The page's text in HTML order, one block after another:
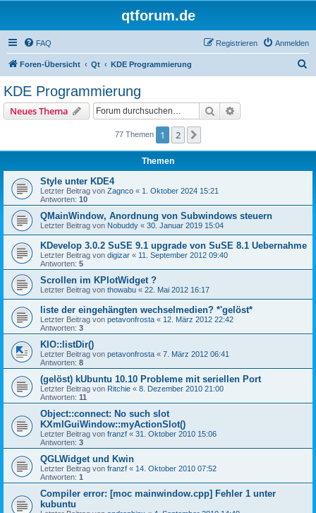
qtforum.de
FAQ Anmelden
Registrieren
Foren-Übersicht Qt KDE Programmierung
KDE Programmierung
Neues Thema Suche
77 Themen 1 2
Themen
Style unter KDE4
Letzter Beitrag von Zagnco « 1. Oktober 2024 15:21
Antworten: 10
QMainWindow, Anordnung von Subwindows steuern
Letzter Beitrag von Nobuddy « 30. Januar 2019 15:04
KDevelop 3.0.2 SuSE 9.1 upgrade von SuSE 8.1 Uebernahme
Letzter Beitrag von digizar « 11. September 2012 09:40
Antworten: 5
Scrollen im KPlotWidget ?
Letzter Beitrag von thowabu « 22. Mai 2012 16:17
liste der eingehängten wechselmedien? *'gelöst*
Letzter Beitrag von petavonfrosta « 12. März 2012 22:42
Antworten: 3
KIO::listDir()
Letzter Beitrag von petavonfrosta « 7. März 2012 06:41
Antworten: 8
(gelöst) kUbuntu 10.10 Probleme mit seriellen Port
Letzter Beitrag von Ritchie « 8. Dezember 2010 21:00
Antworten: 11
Object::connect: No such slot
KXmlGuiWindow::myActionSlot()
Letzter Beitrag von franzf « 31. Oktober 2010 15:06
Antworten: 3
QGLWidget und Kwin
Letzter Beitrag von franzf « 14. Oktober 2010 07:52
Antworten: 1
Compiler error: [moc mainwindow.cpp] Fehler 1 unter
kubuntu